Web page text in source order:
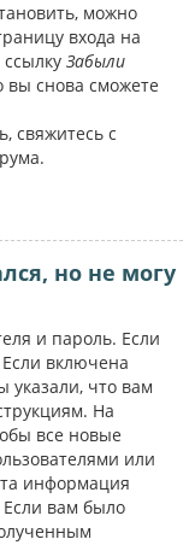
можно
входа на
Забыли
вы снова сможете
свяжитесь с
но не могу
и пароль. Если
включена
указали, что вам
На
все новые
или
информация
Если вам было